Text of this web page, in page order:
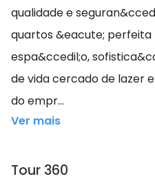
qualidade e
quartos &eacute; perfeita
espa&ccedil;o,
de vida cercado de lazer
do empr...
Ver mais
Tour 360